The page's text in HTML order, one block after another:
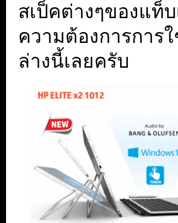
สเป็คต่างๆของแท็
ความต้องการการ
ล่างนี้เลยครับ